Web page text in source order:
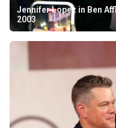
Jennifer Lopez in Ben
2003